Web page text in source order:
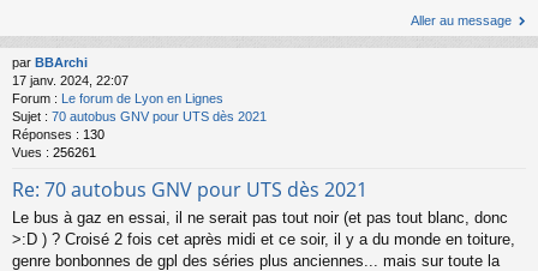
Aller au message
par BBArchi
17 janv. 2024, 22:07
Forum : Le forum de Lyon en Lignes
Sujet : 70 autobus GNV pour UTS dès 2021
Réponses : 130
Vues : 256261
Re: 70 autobus GNV pour UTS dès 2021
Le bus à gaz en essai, il ne serait pas tout noir (et pas tout blanc, donc
>:D ) ? Croisé 2 fois cet après midi et ce soir, il y a du monde en toiture,
genre bonbonnes de gpl des séries plus anciennes... mais sur toute la